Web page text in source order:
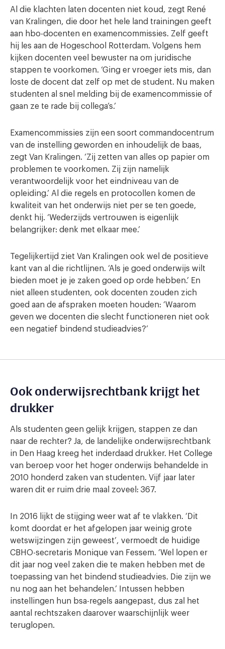
Al die klachten laten docenten niet koud, zegt René
van Kralingen, die door het hele land trainingen geeft
aan hbo-docenten en examencommissies. Zelf geeft
hij les aan de Hogeschool Rotterdam. Volgens hem
kijken docenten veel bewuster na om juridische
stappen te voorkomen. ‘Ging er vroeger iets mis, dan
loste de docent dat zelf op met de student. Nu maken
studenten al snel melding bij de examencommissie of
gaan ze te rade bij collega’s.’
Examencommissies zijn een soort commandocentrum
van de instelling geworden en inhoudelijk de baas,
zegt Van Kralingen. ‘Zij zetten van alles op papier om
problemen te voorkomen. Zij zijn namelijk
verantwoordelijk voor het eindniveau van de
opleiding.’ Al die regels en protocollen komen de
kwaliteit van het onderwijs niet per se ten goede,
denkt hij. ‘Wederzijds vertrouwen is eigenlijk
belangrijker: denk met elkaar mee.’
Tegelijkertijd ziet Van Kralingen ook wel de positieve
kant van al die richtlijnen. ‘Als je goed onderwijs wilt
bieden moet je je zaken goed op orde hebben.’ En
niet alleen studenten, ook docenten zouden zich
goed aan de afspraken moeten houden: ‘Waarom
geven we docenten die slecht functioneren niet ook
een negatief bindend studieadvies?’
Ook onderwijsrechtbank krijgt het
drukker
Als studenten geen gelijk krijgen, stappen ze dan
naar de rechter? Ja, de landelijke onderwijsrechtbank
in Den Haag kreeg het inderdaad drukker. Het College
van beroep voor het hoger onderwijs behandelde in
2010 honderd zaken van studenten. Vijf jaar later
waren dit er ruim drie maal zoveel: 367.
In 2016 lijkt de stijging weer wat af te vlakken. ‘Dit
komt doordat er het afgelopen jaar weinig grote
wetswijzingen zijn geweest’, vermoedt de huidige
CBHO-secretaris Monique van Fessem. ‘Wel lopen er
dit jaar nog veel zaken die te maken hebben met de
toepassing van het bindend studieadvies. Die zijn we
nu nog aan het behandelen.’ Intussen hebben
instellingen hun bsa-regels aangepast, dus zal het
aantal rechtszaken daarover waarschijnlijk weer
teruglopen.